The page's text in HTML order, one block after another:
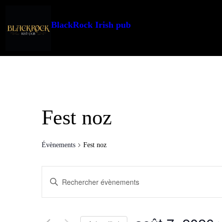
BlackRock Irish pub
Fest noz
Évènements Fest noz
et
navigation
Saisir
mot-